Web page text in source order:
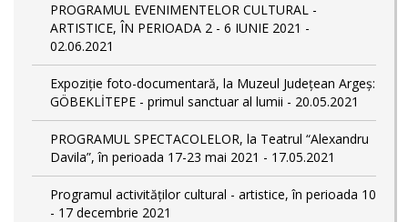
PROGRAMUL EVENIMENTELOR CULTURAL -
ARTISTICE, ÎN PERIOADA 2 - 6 IUNIE 2021 -
02.06.2021
Expoziție foto-documentară, la Muzeul Județean Argeș:
GÖBEKLİTEPE - primul sanctuar al lumii - 20.05.2021
PROGRAMUL SPECTACOLELOR, la Teatrul “Alexandru
Davila”, în perioada 17-23 mai 2021 - 17.05.2021
Programul activităților cultural - artistice, în perioada 10
- 17 decembrie 2021